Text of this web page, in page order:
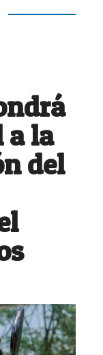
a la
del